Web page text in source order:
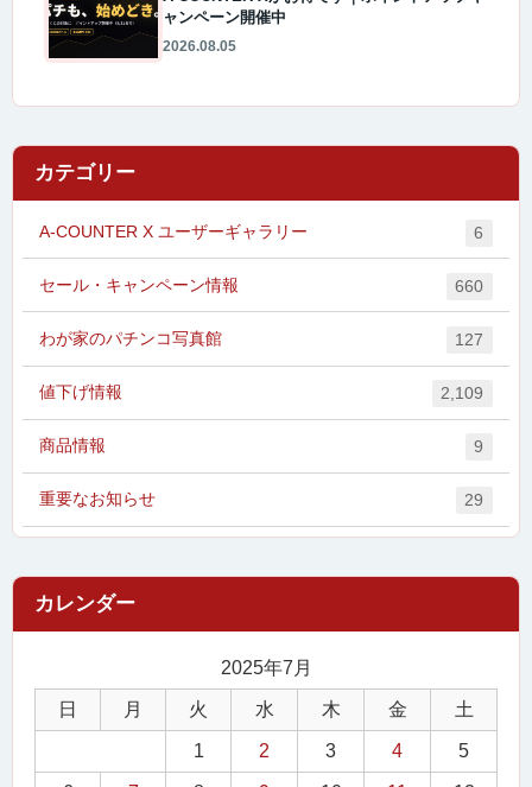
ャンペーン開催中
2026.08.05
カテゴリー
A-COUNTER X ユーザーギャラリー 6
セール・キャンペーン情報 660
わが家のパチンコ写真館 127
値下げ情報 2,109
商品情報 9
重要なお知らせ 29
2025年7月
日 月 火 水 木 金 土
1 2 3 4 5